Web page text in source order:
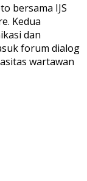
bersama IJS
Kedua
dan
forum dialog
wartawan